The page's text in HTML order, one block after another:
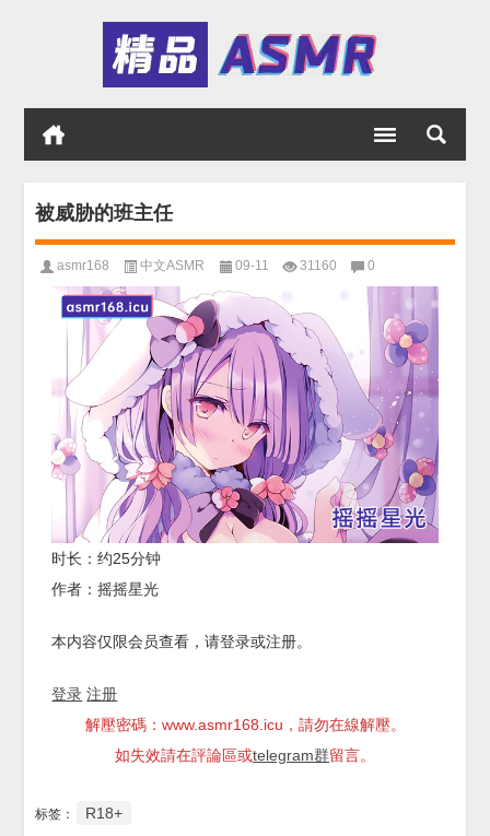
被威胁的班主任
asmr168 中文ASMR 09-11 31160 0
时长：约25分钟
作者：摇摇星光
本内容仅限会员查看，请登录或注册。
登录 注册
解壓密碼：www.asmr168.icu，請勿在線解壓。
如失效請在評論區或telegram群留言。
标签： R18+